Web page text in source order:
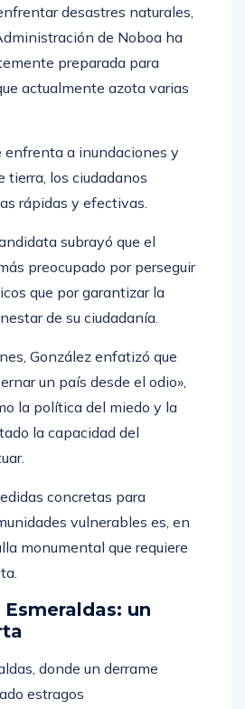
desastres naturales,
de Noboa ha
preparada para
actualmente azota varias
enfrenta a inundaciones y
tierra, los ciudadanos
rápidas y efectivas.
subrayó que el
preocupado por perseguir
que por garantizar la
de su ciudadanía.
González enfatizó que
un país desde el odio»,
la política del miedo y la
la capacidad del
concretas para
vulnerables es, en
monumental que requiere
un
donde un derrame
estragos